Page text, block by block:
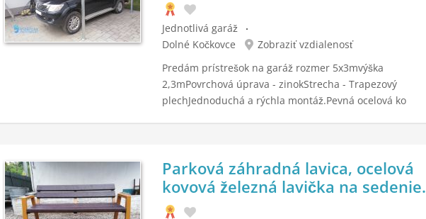
Jednotlivá garáž
Dolné Kočkovce
Zobraziť vzdialenosť
Predám prístrešok na garáž rozmer 5x3mvýška
2,3mPovrchová úprava - zinokStrecha - Trapezový
plechJednoduchá a rýchla montáž.Pevná ocelová ko
Parková záhradná lavica, ocelová
kovová železná lavička na sedenie.